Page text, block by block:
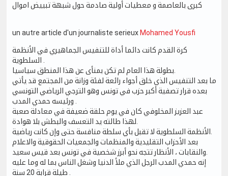
كبرى بالعاصمة و معطيات أولية صادمة حول شبهة تبييض اموال
un autre article d'un journaliste serieux Mohamed Yousfi
كرة القدم كانت دائما أداة للتنفيس الجماهيري في الأنظمة
ما بعد التنفيس الذي خلق أجواء رائعة لفئة وزانة من المجتمع قد يأتي
بعده قرار تصفية أكبر حزب في تونس وهو الترجي الرياضي التونسي
عبد العزيز المخلوفي كان في يوم حلقة ضعيفة في معادلة صعبة
بعد الأحزاب التقليدية والمنظمات والجمعيات الحقوقية والاعلام
إنه حمدي المدب الرجل الذي ملأ الدنيا وشغل الناس بما له وما عليه